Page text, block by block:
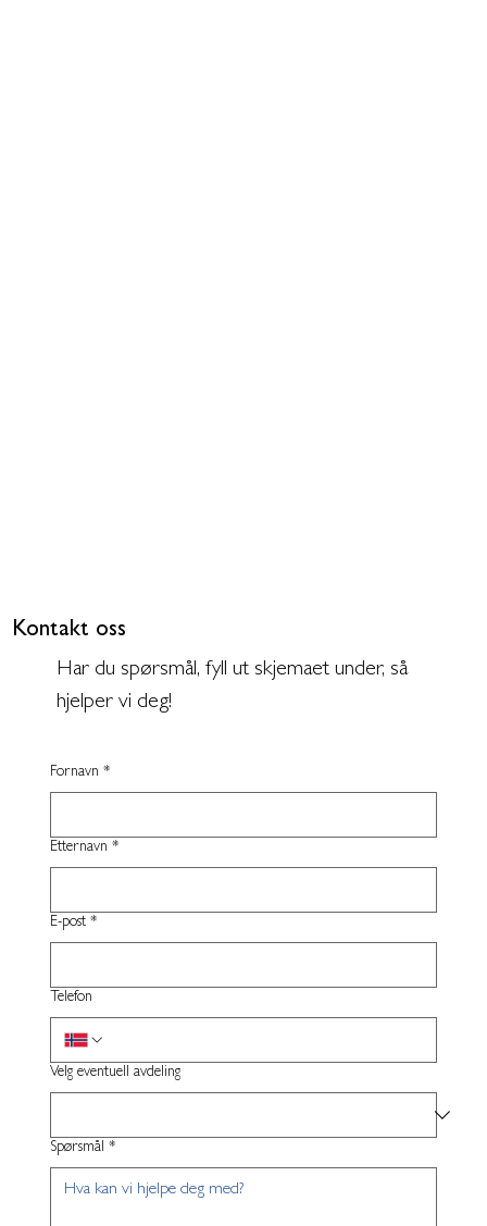
Kontakt oss
Har du spørsmål, fyll ut skjemaet under, så
hjelper vi deg!
Fornavn *
Etternavn *
E-post *
Telefon
Velg eventuell avdeling
Spørsmål *